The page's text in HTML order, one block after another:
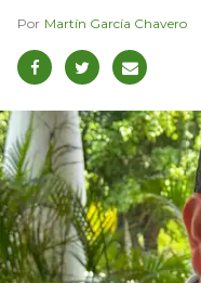
Martín García Chavero